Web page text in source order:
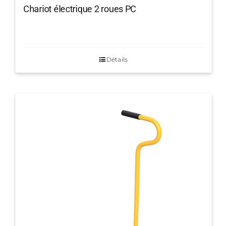
Chariot électrique 2 roues PC
Détails